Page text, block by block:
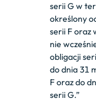
serii G w
określony
serii F oraz
nie
obligacji
do dnia 31
F oraz do
serii G.”